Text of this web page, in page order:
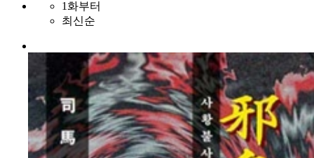
1화부터
최신순